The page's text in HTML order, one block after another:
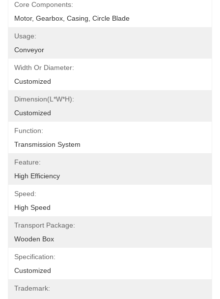
Core Components:
Motor, Gearbox, Casing, Circle Blade
Usage:
Conveyor
Width Or Diameter:
Customized
Dimension(L*W*H):
Customized
Function:
Transmission System
Feature:
High Efficiency
Speed:
High Speed
Transport Package:
Wooden Box
Specification:
Customized
Trademark: